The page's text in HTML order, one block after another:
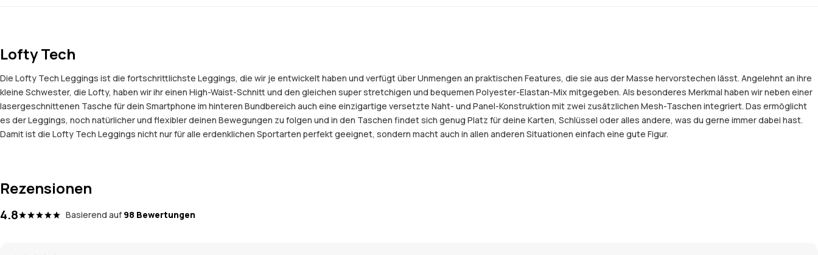
Lofty Tech
Die Lofty Tech Leggings ist die fortschrittlichste Leggings, die wir je entwickelt haben und verfügt über Unmengen an praktischen Features, die sie aus der Masse hervorstechen lässt. Angelehnt an ihre
kleine Schwester, die Lofty, haben wir ihr einen High-Waist-Schnitt und den gleichen super stretchigen und bequemen Polyester-Elastan-Mix mitgegeben. Als besonderes Merkmal haben wir neben einer
lasergeschnittenen Tasche für dein Smartphone im hinteren Bundbereich auch eine einzigartige versetzte Naht- und Panel-Konstruktion mit zwei zusätzlichen Mesh-Taschen integriert. Das ermöglicht
es der Leggings, noch natürlicher und flexibler deinen Bewegungen zu folgen und in den Taschen findet sich genug Platz für deine Karten, Schlüssel oder alles andere, was du gerne immer dabei hast.
Damit ist die Lofty Tech Leggings nicht nur für alle erdenklichen Sportarten perfekt geeignet, sondern macht auch in allen anderen Situationen einfach eine gute Figur.
Rezensionen
4.8 Basierend auf 98 Bewertungen